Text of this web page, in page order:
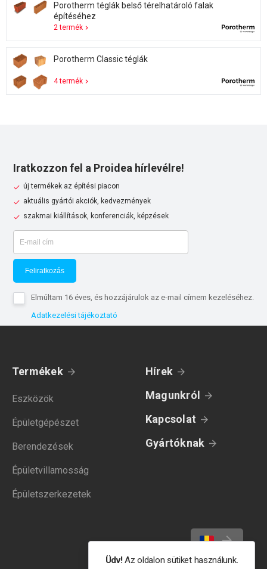
Porotherm téglák belső térelhatároló falak
építéséhez
2 termék
Porotherm Classic téglák
4 termék
Iratkozzon fel a Proidea hírlevélre!
új termékek az építési piacon
aktuális gyártói akciók, kedvezmények
szakmai kiállítások, konferenciák, képzések
Feliratkozás
Elmúltam 16 éves, és hozzájárulok az e-mail címem kezeléséhez.
Adatkezelési tájékoztató
Termékek
Eszközök
Épületgépészet
Berendezések
Épületvillamosság
Épületszerkezetek
Hírek
Magunkról
Kapcsolat
Gyártóknak
Üdv!Az oldalon sütiket használunk.